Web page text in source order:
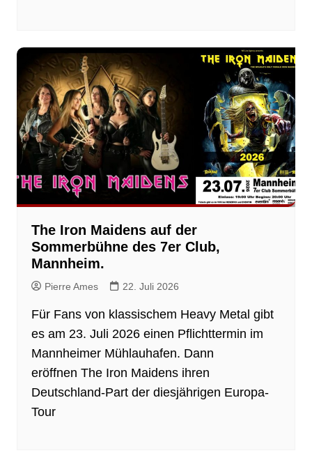
The Iron Maidens auf der
Sommerbühne des 7er Club,
Mannheim.
Pierre Ames 22. Juli 2026
Für Fans von klassischem Heavy Metal gibt
es am 23. Juli 2026 einen Pflichttermin im
Mannheimer Mühlauhafen. Dann
eröffnen The Iron Maidens ihren
Deutschland-Part der diesjährigen Europa-
Tour